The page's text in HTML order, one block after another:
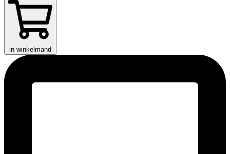
in winkelmand